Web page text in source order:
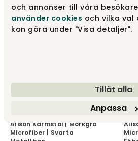
och annonser till våra
använder cookies och vilka val
kan göra under "Visa detaljer".
Tillåt alla
Anpassa
2 795 kr
Alison Karmstol | Mörkgrå
Microfiber | Svarta